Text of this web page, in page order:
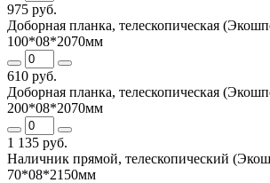
975 руб.
Доборная планка, телескопическая
100*08*2070мм
610 руб.
Доборная планка, телескопическая
200*08*2070мм
1 135 руб.
Наличник прямой, телескопический
70*08*2150мм